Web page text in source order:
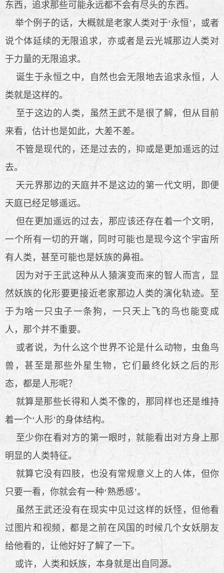
东西，追求那些可能永远都不会有尽头的东西。
举个例子的话，大概就是老家人类对于‘永恒’，或者
说个体延续的无限追求，亦或者是云光城那边人类对
于力量的无限追求。
诞生于永恒之中，自然也会无限地去追求永恒，人
类就是这样的。
至于这边的人类，虽然王武不是很了解，但从目前
来看，估计也是如此，大差不差。
不管是现代的，还是过去的，抑或是更加遥远的过
去。
天元界那边的天庭并不是这边的第一代文明，即便
天庭已经足够遥远。
但在更加遥远的过去，那应该还存在着一个文明，
一个所有一切的开端，同时可能也是现今这个宇宙所
有人类，甚至可能也是妖族的鼻祖。
因为对于王武这种从人猿演变而来的智人而言，显
然妖族的化形要更接近老家那边人类的演化轨迹。至
于为啥一只虫子一条狗，一只天上飞的鸟也能变成
人，那个并不重要。
或者说，为什么这个世界不论是什么动物，虫鱼鸟
兽，甚至是那些外星生物，它们最终化妖之后的形
态，都是人形呢？
就算是那些长得和人类不像的，那同样也还是维持
着一个‘人形’的身体结构。
至少你在看对方的第一眼时，就能看出对方身上那
明显的人类特征。
就算它没有四肢，也没有常规意义上的人体，但你
只要一看，你就会有一种‘熟悉感’。
虽然王武还没有在现实中见过这样的妖怪，但他看
过图片和视频，都是之前在风国的时候几个女妖朋友
给他看的，让他好好了解了一下。
或许，人类和妖族，本身就是出自同源。